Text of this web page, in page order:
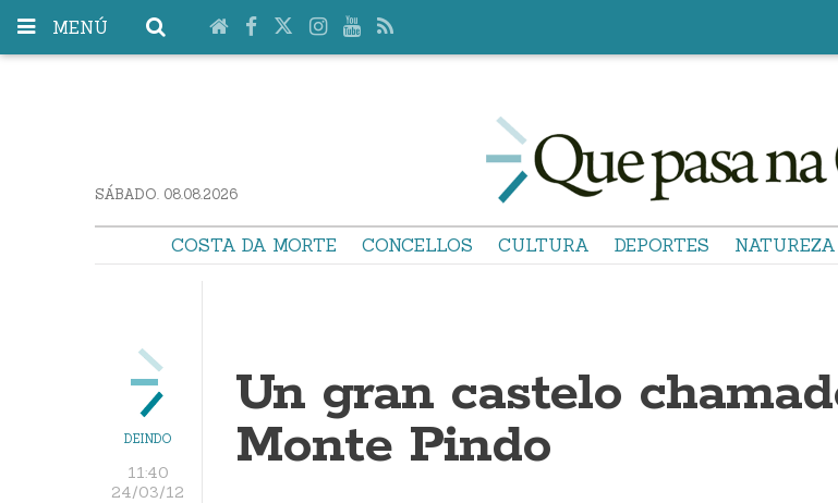
MENÚ
SÁBADO. 08.08.2026
COSTA DA MORTE CONCELLOS CULTURA DEPORTES NATUREZA
DEINDO
11:40
24/03/12
Un gran castelo
Monte Pindo